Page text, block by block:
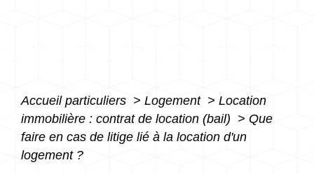
Accueil particuliers > Logement > Location
immobilière : contrat de location (bail) > Que
faire en cas de litige lié à la location d'un
logement ?